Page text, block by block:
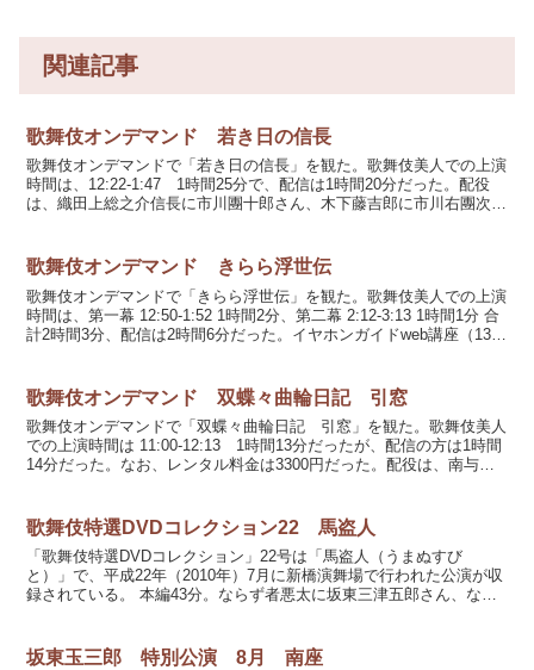
関連記事
歌舞伎オンデマンド 若き日の信長
歌舞伎オンデマンドで「若き日の信長」を観た。歌舞伎美人での上演
時間は、12:22-1:47 1時間25分で、配信は1時間20分だった。配役
は、織田上総之介信長に市川團十郎さん、木下藤吉郎に市川右團次さ
歌舞伎オンデマンド きらら浮世伝
歌舞伎オンデマンドで「きらら浮世伝」を観た。歌舞伎美人での上演
時間は、第一幕 12:50-1:52 1時間2分、第二幕 2:12-3:13 1時間1分 合
計2時間3分、配信は2時間6分だった。イヤホンガイドweb講座（13
歌舞伎オンデマンド 双蝶々曲輪日記 引窓
歌舞伎オンデマンドで「双蝶々曲輪日記 引窓」を観た。歌舞伎美人
での上演時間は 11:00-12:13 1時間13分だったが、配信の方は1時間
14分だった。なお、レンタル料金は3300円だった。配役は、南与兵
歌舞伎特選DVDコレクション22 馬盗人
「歌舞伎特選DVDコレクション」22号は「馬盗人（うまぬすび
と）」で、平成22年（2010年）7月に新橋演舞場で行われた公演が収
録されている。 本編43分。ならず者悪太に坂東三津五郎さん、なら
坂東玉三郎 特別公演 8月 南座